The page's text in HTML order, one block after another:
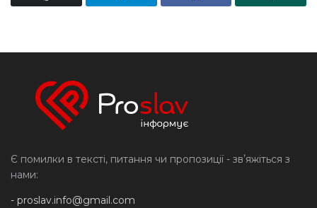
Є помилки в тексті, питання чи пропозиції - звʼяжіться з
нами:
- proslav.info@gmail.com